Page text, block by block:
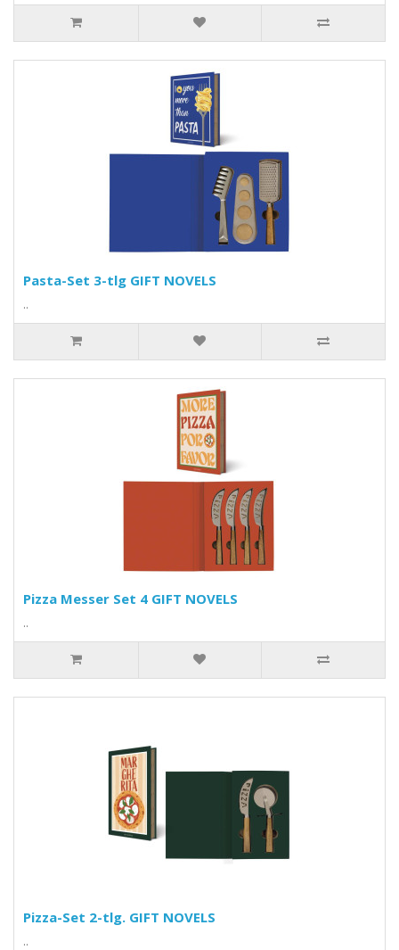
Pasta-Set 3-tlg GIFT NOVELS
..
Pizza Messer Set 4 GIFT NOVELS
..
Pizza-Set 2-tlg. GIFT NOVELS
..